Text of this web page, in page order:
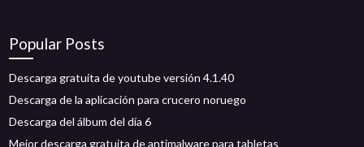
Popular Posts
Descarga gratuita de youtube versión 4.1.40
Descarga de la aplicación para crucero noruego
Descarga del álbum del día 6
Mejor descarga gratuita de antimalware para tabletas